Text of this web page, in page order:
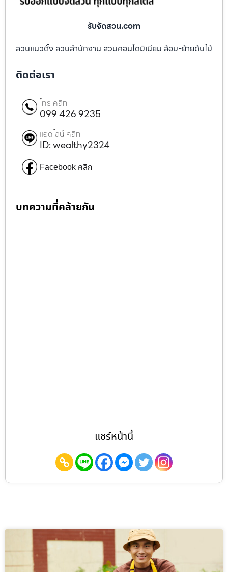
รับจัดสวน.com
สวนแนวตั้ง สวนสำนักงาน สวนคอนโดมิเนียม ล้อม-ย้ายต้นไม้
ติดต่อเรา
โทร คลิก
099 426 9235
แอดไลน์ คลิก
ID: wealthy2324
Facebook คลิก
บทความที่คล้ายกัน
แชร์หน้านี้